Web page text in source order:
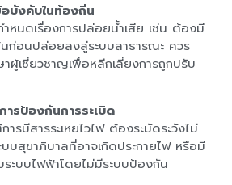
บังคับในท้องถิ่น
หนดเรื่องการปล่อยน้ำเสีย เช่น ต้องมี
ก่อนปล่อยลงสู่ระบบสาธารณะ ควร
าผู้เชี่ยวชาญเพื่อหลีกเลี่ยงการถูกปรับ
ารป้องกันการระเบิด
รมีสารระเหยไวไฟ ต้องระมัดระวังไม่
บสุขาภิบาลที่อาจเกิดประกายไฟ หรือมี
ะบบไฟฟ้าโดยไม่มีระบบป้องกัน